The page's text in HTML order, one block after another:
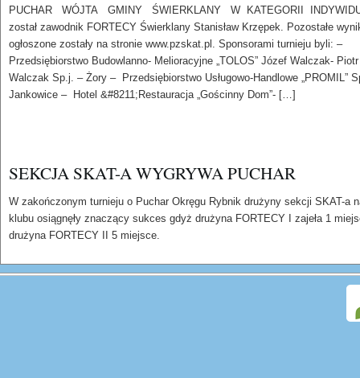
PUCHAR WÓJTA GMINY ŚWIERKLANY W KATEGORII
został zawodnik FORTECY Świerklany Stanisław Krzępek. Pozostałe
ogłoszone zostały na stronie www.pzskat.pl. Sponsorami turnieju byli: –
Przedsiębiorstwo Budowlanno- Melioracyjne „TOLOS” Józef Walczak- Piotr
Walczak Sp.j. – Żory – Przedsiębiorstwo Usługowo-Handlowe „PROMIL”
Jankowice – Hotel &#8211;Restauracja „Gościnny Dom”- […]
SEKCJA SKAT-A WYGRYWA PUCHAR
W zakończonym turnieju o Puchar Okręgu Rybnik drużyny sekcji SKAT-a
klubu osiągnęły znaczący sukces gdyż drużyna FORTECY I zajeła 1
drużyna FORTECY II 5 miejsce.